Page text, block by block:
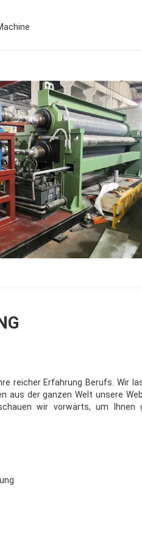
reicher Erfahrung Berufs. Wir
aus der ganzen Welt unsere
wir vorwärts, um Ihnen